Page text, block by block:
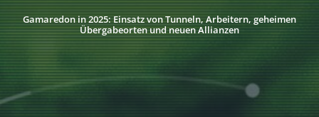
Gamaredon in 2025: Einsatz von Tunneln, Arbeitern, geheimen
Übergabeorten und neuen Allianzen